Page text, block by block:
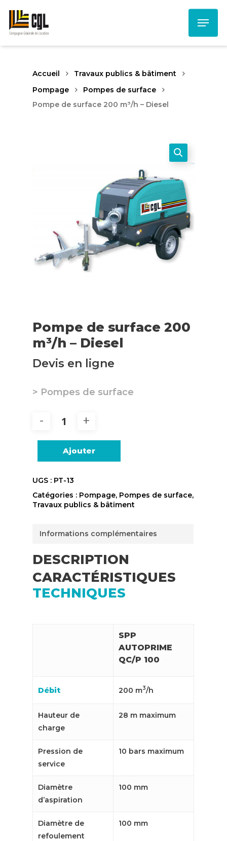
main
content
Menu
Accueil
Travaux publics & bâtiment
Pompage
Pompes de surface
Pompe de surface 200 m³/h – Diesel
Pompe de surface 200
m³/h – Diesel
Devis en ligne
> Pompes de surface
Ajouter
UGS : PT-13
Catégories : Pompage, Pompes de surface,
Travaux publics & bâtiment
Informations complémentaires
DESCRIPTION
CARACTÉRISTIQUES
TECHNIQUES
SPP
AUTOPRIME
QC/P 100
Débit 200 m3/h
Hauteur de
charge
28 m maximum
Pression de
service
10 bars maximum
Diamètre
d’aspiration
100 mm
Diamètre de
refoulement
100 mm